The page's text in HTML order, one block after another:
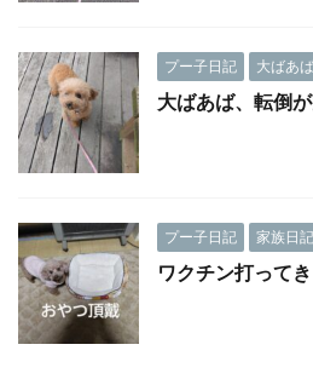
プー子日記 大ばあ
大ばあば、転倒
プー子日記 家族日記
ワクチン打ってき